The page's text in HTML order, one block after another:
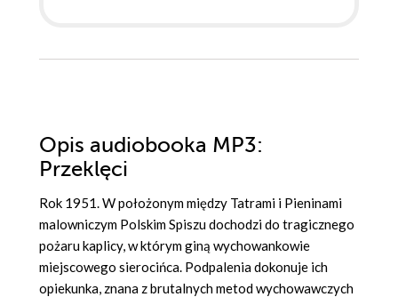
Opis audiobooka MP3:
Przeklęci
Rok 1951. W położonym między Tatrami i Pieninami
malowniczym Polskim Spiszu dochodzi do tragicznego
pożaru kaplicy, w którym giną wychowankowie
miejscowego sierocińca. Podpalenia dokonuje ich
opiekunka, znana z brutalnych metod wychowawczych